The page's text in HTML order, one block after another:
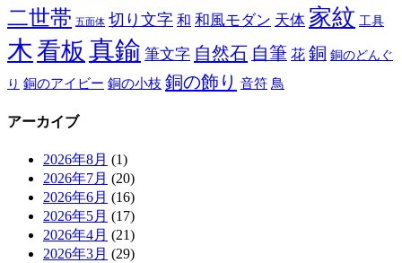
二世帯 五面体 切り文字 和 和風モダン 天体 家紋 工具
木看板 真鍮 筆文字 自然石 自筆 花 銅 銅のどんぐ
り 銅のアイビー 銅の小枝 銅の飾り 音符 鳥
アーカイブ
2026年8月 (1)
2026年7月 (20)
2026年6月 (16)
2026年5月 (17)
2026年4月 (21)
2026年3月 (29)